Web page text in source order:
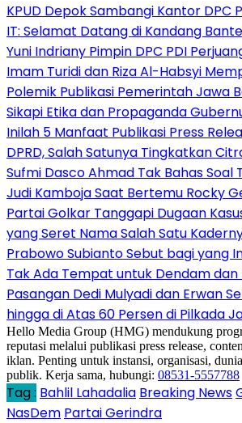
KPUD Depok Sambangi Kantor DPC
IT: Selamat Datang di Kandang
Yuni Indriany Pimpin DPC PDI
Imam Turidi dan Riza Al-Habsyi
Polemik Publikasi Pemerintah Jawa
Sikapi Etika dan Propaganda
Inilah 5 Manfaat Publikasi Press
DPRD, Salah Satunya Tingkatkan
Sufmi Dasco Ahmad Tak Bahas Soal
Judi Kamboja Saat Bertemu Rocky
Partai Golkar Tanggapi Dugaan
yang Seret Nama Salah Satu
Prabowo Subianto Sebut bagi yang
Tak Ada Tempat untuk Dendam dan
Pasangan Dedi Mulyadi dan Erwan
hingga di Atas 60 Persen di Pilkada
Hello Media Group (HMG) mendukung
reputasi melalui publikasi press release,
iklan. Penting untuk instansi, organisasi,
publik. Kerja sama, hubungi: 08531-5557788
Tag : Bahlil Lahadalia Breaking News
NasDem Partai Gerindra